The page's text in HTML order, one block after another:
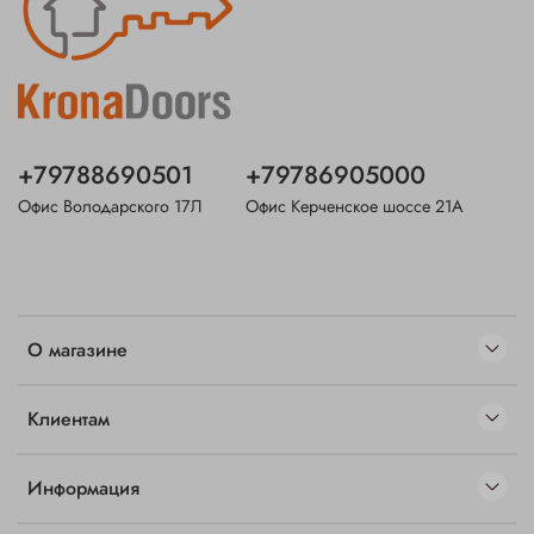
О магазине
Клиентам
Информация
+79788690501
Офис Володарского 17Л
+79786905000
Офис Керченское шоссе 21А